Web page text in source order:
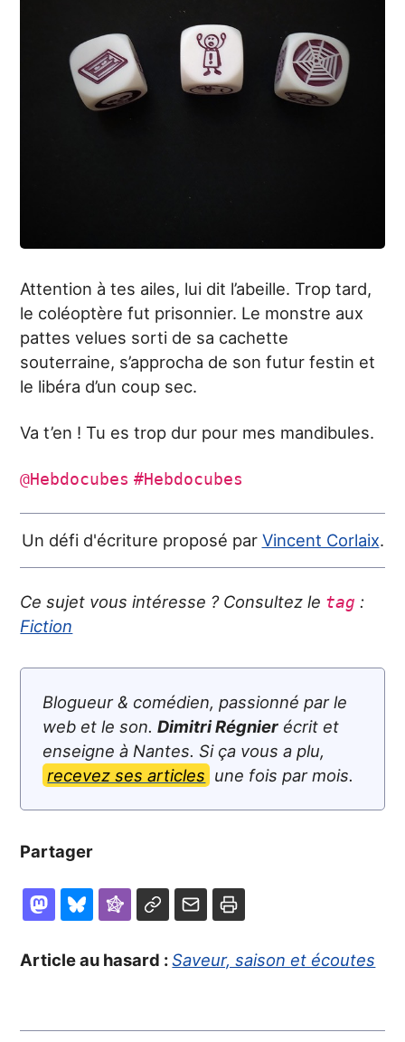
Attention à tes ailes, lui dit l’abeille. Trop tard,
le coléoptère fut prisonnier. Le monstre aux
pattes velues sorti de sa cachette
souterraine, s’approcha de son futur festin et
le libéra d’un coup sec.
Va t’en ! Tu es trop dur pour mes mandibules.
@Hebdocubes #Hebdocubes
Un défi d'écriture proposé par Vincent Corlaix.
Ce sujet vous intéresse ? Consultez le tag :
Fiction
Blogueur & comédien, passionné par le
web et le son.Dimitri Régnier écrit et
enseigne à Nantes. Si ça vous a plu,
recevez ses articles une fois par mois.
Partager
Article au hasard :Saveur, saison et écoutes